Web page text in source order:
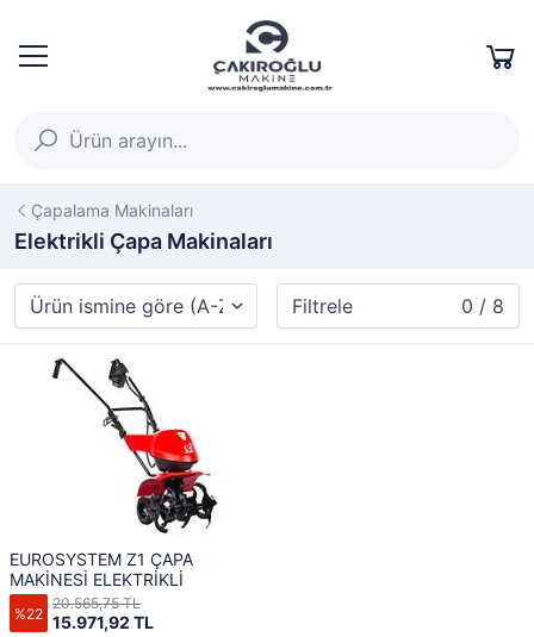
Çapalama Makinaları
Elektrikli Çapa Makinaları
Filtrele 0 / 8
EUROSYSTEM Z1 ÇAPA
MAKİNESİ ELEKTRİKLİ
%22 15.971,92 TL
20.565,75 TL